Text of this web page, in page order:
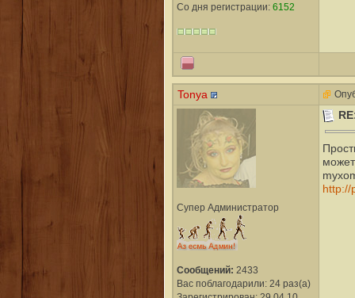
Со дня регистрации: 6152
Tonya
Супер Администратор
Сообщений: 2433
Вас поблагодарили: 24 раз(а)
http://